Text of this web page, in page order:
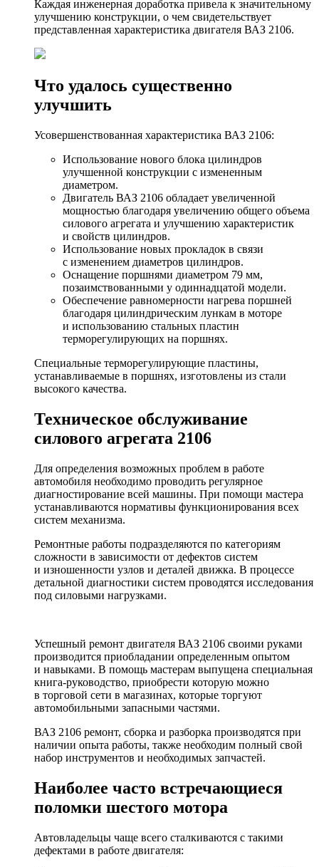
Каждая инженерная доработка привела к значительному
улучшению конструкции, о чем свидетельствует
представленная характеристика двигателя ВАЗ 2106.
Что удалось существенно
улучшить
Усовершенствованная характеристика ВАЗ 2106:
Использование нового блока цилиндров
улучшенной конструкции с измененным
диаметром.
Двигатель ВАЗ 2106 обладает увеличенной
мощностью благодаря увеличению общего объема
силового агрегата и улучшению характеристик
и свойств цилиндров.
Использование новых прокладок в связи
с изменением диаметров цилиндров.
Оснащение поршнями диаметром 79 мм,
позаимствованными у одиннадцатой модели.
Обеспечение равномерности нагрева поршней
благодаря цилиндрическим лункам в моторе
и использованию стальных пластин
терморегулирующих на поршнях.
Специальные терморегулирующие пластины,
устанавливаемые в поршнях, изготовлены из стали
высокого качества.
Техническое обслуживание
силового агрегата 2106
Для определения возможных проблем в работе
автомобиля необходимо проводить регулярное
диагностирование всей машины. При помощи мастера
устанавливаются нормативы функционирования всех
систем механизма.
Ремонтные работы подразделяются по категориям
сложности в зависимости от дефектов систем
и изношенности узлов и деталей движка. В процессе
детальной диагностики систем проводятся исследования
под силовыми нагрузками.
Успешный ремонт двигателя ВАЗ 2106 своими руками
производится приобладании определенным опытом
и навыками. В помощь мастерам выпущена специальная
книга-руководство, приобрести которую можно
в торговой сети в магазинах, которые торгуют
автомобильными запасными частями.
ВАЗ 2106 ремонт, сборка и разборка производятся при
наличии опыта работы, также необходим полный свой
набор инструментов и необходимых запчастей.
Наиболее часто встречающиеся
поломки шестого мотора
Автовладельцы чаще всего сталкиваются с такими
дефектами в работе двигателя: